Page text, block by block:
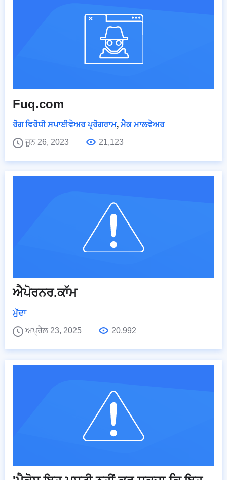
Fuq.com
ਰੋਗ ਵਿਰੋਧੀ ਸਪਾਈਵੇਅਰ ਪ੍ਰੋਗਰਾਮ, ਮੈਕ ਮਾਲਵੇਅਰ
ਜੂਨ 26, 2023
21,123
ਐਪੋਰਨਰ.ਕਾੱਮ
ਮੁੱਦਾ
ਅਪ੍ਰੈਲ 23, 2025
20,992